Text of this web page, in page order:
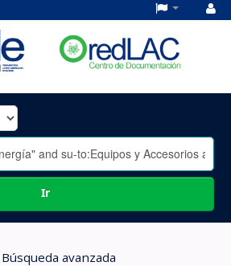
Ir
Búsqueda avanzada